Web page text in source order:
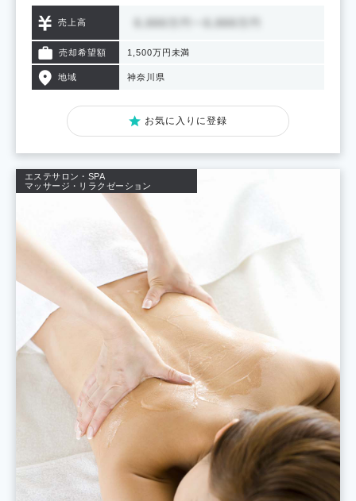
売上高
売却希望額 1,500万円未満
地域 神奈川県
お気に入りに登録
エステサロン・SPA
マッサージ・リラクゼーション